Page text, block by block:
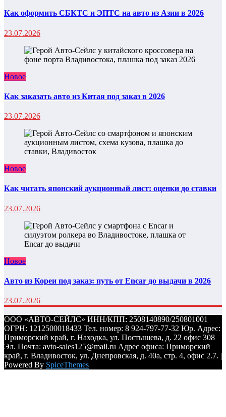
Как оформить СБКТС и ЭПТС на авто из Азии в 2026
23.07.2026
Новое
Как заказать авто из Китая под заказ в 2026
23.07.2026
Новое
Как читать японский аукционный лист: оценки до ставки
23.07.2026
Новое
Авто из Кореи под заказ: путь от Encar до выдачи в 2026
23.07.2026
ООО «АВТО-СЕЙЛС» ИНН/КПП: 2508140890/250801001
ОГРН: 1212500018433 Тел. номер: 8 924-797-77-32 Юр. Адрес:
Приморский край, г. Находка, ул. Постышева, д. 22 офис 308
Эл. Почта: avto-sales125@mail.ru Адрес офиса: Приморский
край, г. Владивосток, ул. Днепровская, д. 40а, стр. 4, офис 2.7. |
Powered By SpiceThemes